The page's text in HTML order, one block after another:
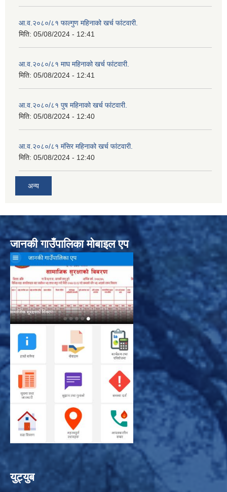
आ.व.२०८०/८१ फाल्गुण महिनाको खर्च फांटवारी.
मिति: 05/08/2024 - 12:41
आ.व.२०८०/८१ माघ महिनाको खर्च फांटवारी.
मिति: 05/08/2024 - 12:41
आ.व.२०८०/८१ पुष महिनाको खर्च फांटवारी.
मिति: 05/08/2024 - 12:40
आ.व.२०८०/८१ मंसिर महिनाको खर्च फांटवारी.
मिति: 05/08/2024 - 12:40
अन्य
जानकी गाउँपालिका मोबाइल एप
युट्युब